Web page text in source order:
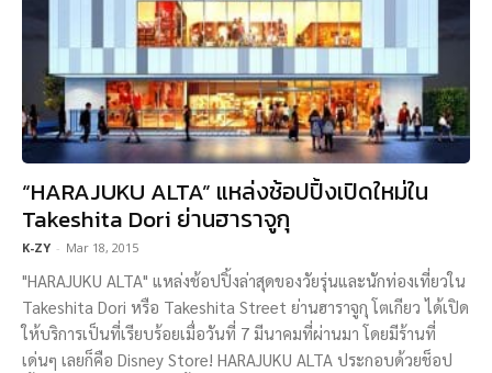
“HARAJUKU ALTA” แหล่งช้อปปิ้งเปิดใหม่ใน
Takeshita Dori ย่านฮาราจูกุ
K-ZY - Mar 18, 2015
"HARAJUKU ALTA" แหล่งช้อปปิ้งล่าสุดของวัยรุ่นและนักท่องเที่ยวใน
Takeshita Dori หรือ Takeshita Street ย่านฮาราจูกุ โตเกียว ได้เปิด
ให้บริการเป็นที่เรียบร้อยเมื่อวันที่ 7 มีนาคมที่ผ่านมา โดยมีร้านที่
เด่นๆ เลยก็คือ Disney Store! HARAJUKU ALTA ประกอบด้วยช็อป